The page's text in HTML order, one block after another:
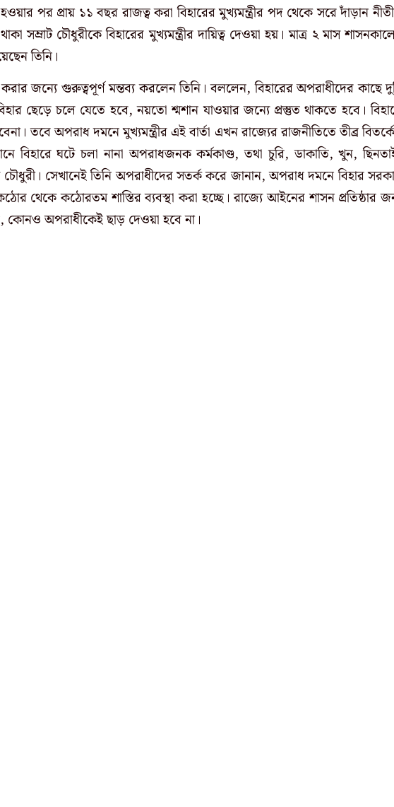
হওয়ার পর প্রায় ১১ বছর রাজত্ব করা বিহারের মুখ্যমন্ত্রীর পদ থেকে সরে দাঁড়ান
সম্রাট চৌধুরীকে বিহারের মুখ্যমন্ত্রীর দায়িত্ব দেওয়া হয়। মাত্র ২ মাস
তিনি।
জন্যে গুরুত্বপূর্ণ মন্তব্য করলেন তিনি। বললেন, বিহারের অপরাধীদের কাছে
ছেড়ে চলে যেতে হবে, নয়তো শ্মশান যাওয়ার জন্যে প্রস্তুত থাকতে হবে।
তবে অপরাধ দমনে মুখ্যমন্ত্রীর এই বার্তা এখন রাজ্যের রাজনীতিতে তীব্র
বিহারে ঘটে চলা নানা অপরাধজনক কর্মকাণ্ড, তথা চুরি, ডাকাতি, খুন,
চৌধুরী। সেখানেই তিনি অপরাধীদের সতর্ক করে জানান, অপরাধ দমনে বিহার
থেকে কঠোরতম শাস্তির ব্যবস্থা করা হচ্ছে। রাজ্যে আইনের শাসন প্রতিষ্ঠার
কোনও অপরাধীকেই ছাড় দেওয়া হবে না।